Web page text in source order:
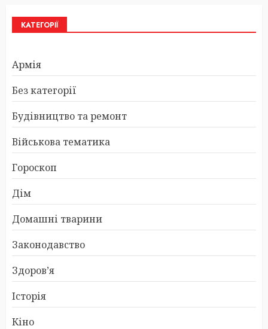
КАТЕГОРІЇ
Армія
Без категорії
Будівництво та ремонт
Військова тематика
Гороскоп
Дім
Домашні тварини
Законодавство
Здоров’я
Історія
Кіно